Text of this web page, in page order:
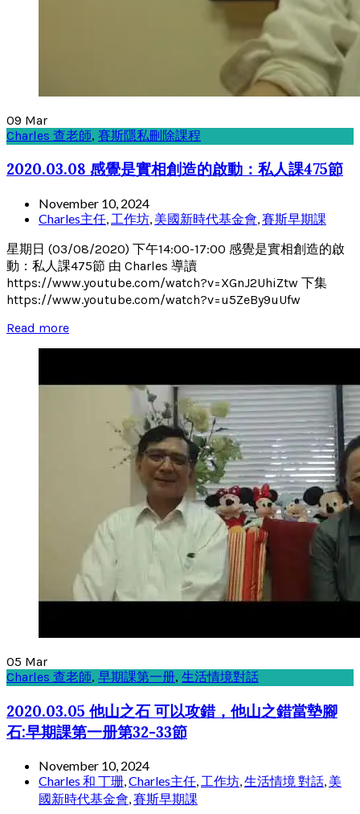
09 Mar
Charles 查老師, 賽斯隱私刪除課程
2020.03.08 感覺是實相創造的啟動：私人課475節
November 10, 2024
Charles主任, 工作坊, 美國新時代基金會,賽斯早期課
星期日 (03/08/2020) 下午14:00-17:00 感覺是實相創造的啟
動：私人課475節 由 Charles 導讀
https://www.youtube.com/watch?v=XGnJ2UhiZtw 下集
https://www.youtube.com/watch?v=u5ZeBy9uUfw
Read more
05 Mar
Charles 查老師, 早期課第一册, 生活情境對話
2020.03.05 他山之石 可以攻錯，他山之錯當墊腳
石:早期課第一册第32-33節
November 10, 2024
Charles 和 丁珊,Charles主任, 工作坊,生活情境 對話, 美
國新時代基金會,賽斯早期課